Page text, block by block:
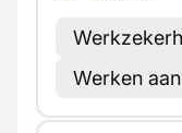
Werken